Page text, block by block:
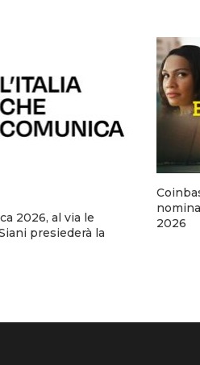
2026, al via le
presiederà la
2026